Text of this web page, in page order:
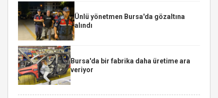
Ünlü yönetmen Bursa'da gözaltına
alındı
Bursa'da bir fabrika daha üretime ara
veriyor